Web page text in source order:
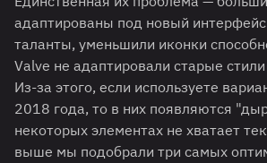
адаптированы под новый
таланты, уменьшили иконки
Valve не адаптировали старые
Из-за этого, если используете
2018 года, то в них появляются
некоторых элементах не хватает
выше мы подобрали три самых